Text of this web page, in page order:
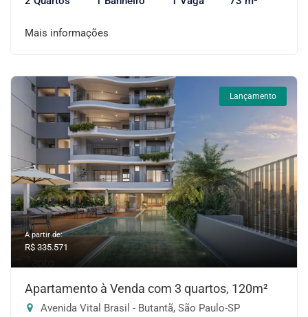
Mais informações
Lançamento
A partir de:
R$ 335.571
Apartamento à Venda com 3 quartos, 120m²
Avenida Vital Brasil - Butantã, São Paulo-SP